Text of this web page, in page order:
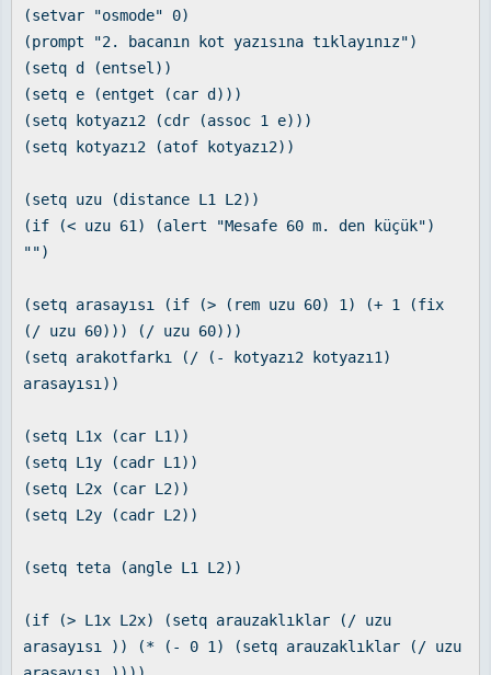
(setvar "osmode" 0)
(prompt "2. bacanın kot yazısına tıklayınız")
(setq d (entsel))
(setq e (entget (car d)))
(setq kotyazı2 (cdr (assoc 1 e)))
(setq kotyazı2 (atof kotyazı2))
(setq uzu (distance L1 L2))
(if (< uzu 61) (alert "Mesafe 60 m. den küçük")
"")
(setq arasayısı (if (> (rem uzu 60) 1) (+ 1 (fix
(/ uzu 60))) (/ uzu 60)))
(setq arakotfarkı (/ (- kotyazı2 kotyazı1)
arasayısı))
(setq L1x (car L1))
(setq L1y (cadr L1))
(setq L2x (car L2))
(setq L2y (cadr L2))
(setq teta (angle L1 L2))
(if (> L1x L2x) (setq arauzaklıklar (/ uzu
arasayısı )) (* (- 0 1) (setq arauzaklıklar (/ uzu